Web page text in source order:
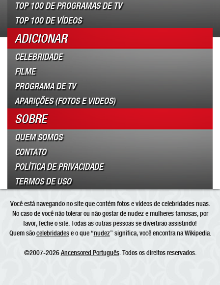
TOP 100 DE PROGRAMAS DE TV
TOP 100 DE VÍDEOS
ADICIONAR
CELEBRIDADE
FILME
PROGRAMA DE TV
APARIÇÕES (FOTOS E VIDEOS)
SOBRE
QUEM SOMOS
CONTATO
POLÍTICA DE PRIVACIDADE
TERMOS DE USO
Você está navegando no site que contém fotos e vídeos de celebridades nuas.
No caso de você não tolerar ou não gostar de nudez e mulheres famosas, por
favor, feche o site. Todas as outras pessoas se divertirão assistindo!
Quem sãocelebridadese o que “nudez” significa, você encontra na Wikipedia.
©2007-2026Ancensored Português. Todos os direitos reservados.